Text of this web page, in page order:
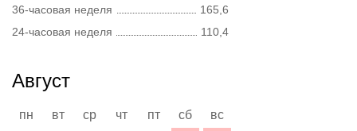
36-часовая неделя
165,6
24-часовая неделя
110,4
Август
пн вт ср чт пт сб
вс